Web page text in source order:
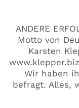
ANDERE
Motto von
Karsten
Wir haben
befragt. Alles,
Der
Woche
21. Juli. 2021
Der Leserbrief
stellen ganz